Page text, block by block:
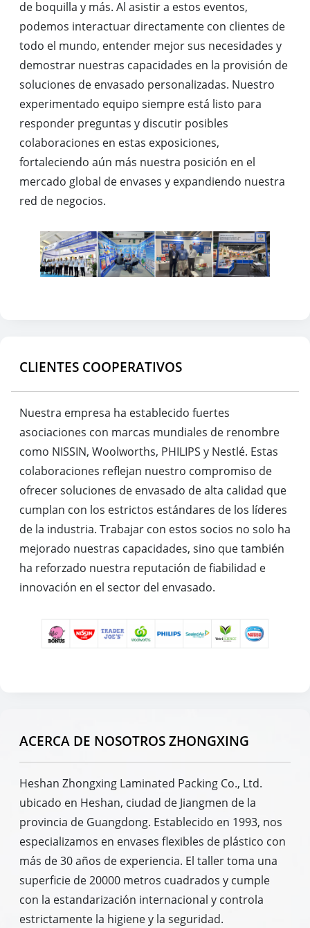
de boquilla y más. Al asistir a estos eventos,
podemos interactuar directamente con clientes de
todo el mundo, entender mejor sus necesidades y
demostrar nuestras capacidades en la provisión de
soluciones de envasado personalizadas. Nuestro
experimentado equipo siempre está listo para
responder preguntas y discutir posibles
colaboraciones en estas exposiciones,
fortaleciendo aún más nuestra posición en el
mercado global de envases y expandiendo nuestra
red de negocios.
CLIENTES COOPERATIVOS
Nuestra empresa ha establecido fuertes
asociaciones con marcas mundiales de renombre
como NISSIN, Woolworths, PHILIPS y Nestlé. Estas
colaboraciones reflejan nuestro compromiso de
ofrecer soluciones de envasado de alta calidad que
cumplan con los estrictos estándares de los líderes
de la industria. Trabajar con estos socios no solo ha
mejorado nuestras capacidades, sino que también
ha reforzado nuestra reputación de fiabilidad e
innovación en el sector del envasado.
ACERCA DE NOSOTROS ZHONGXING
Heshan Zhongxing Laminated Packing Co., Ltd.
ubicado en Heshan, ciudad de Jiangmen de la
provincia de Guangdong. Establecido en 1993, nos
especializamos en envases flexibles de plástico con
más de 30 años de experiencia. El taller toma una
superficie de 20000 metros cuadrados y cumple
con la estandarización internacional y controla
estrictamente la higiene y la seguridad.